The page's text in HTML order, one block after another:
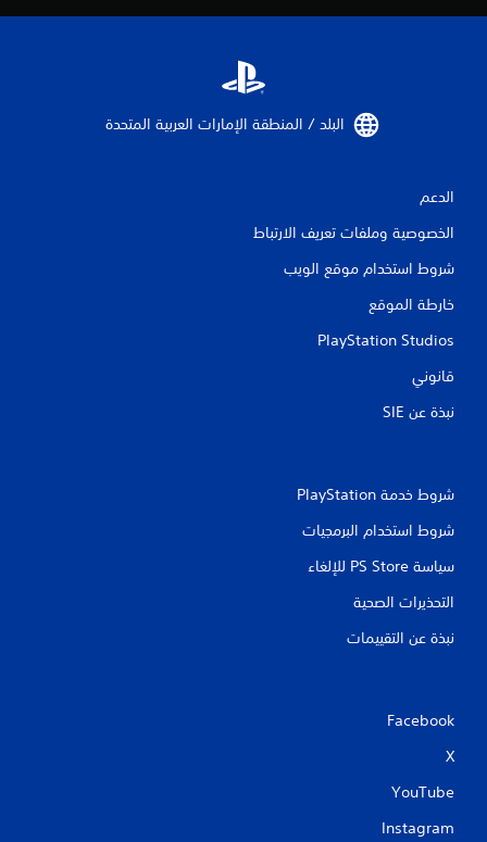
البلد / المنطقة الإمارات العربية المتحدة‏
الدعم
الخصوصية وملفات تعريف الارتباط
شروط استخدام موقع الويب
خارطة الموقع
PlayStation Studios
قانوني
نبذة عن SIE‏
شروط خدمة PlayStation‏
شروط استخدام البرمجيات
سياسة PS Store للإلغاء
التحذيرات الصحية
نبذة عن التقييمات
Facebook
X
YouTube
Instagram